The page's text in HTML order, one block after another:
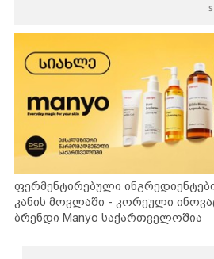
ფერმენტირებული
კანის მოვლაში - კორეული
ბრენდი Manyo საქართველოშია